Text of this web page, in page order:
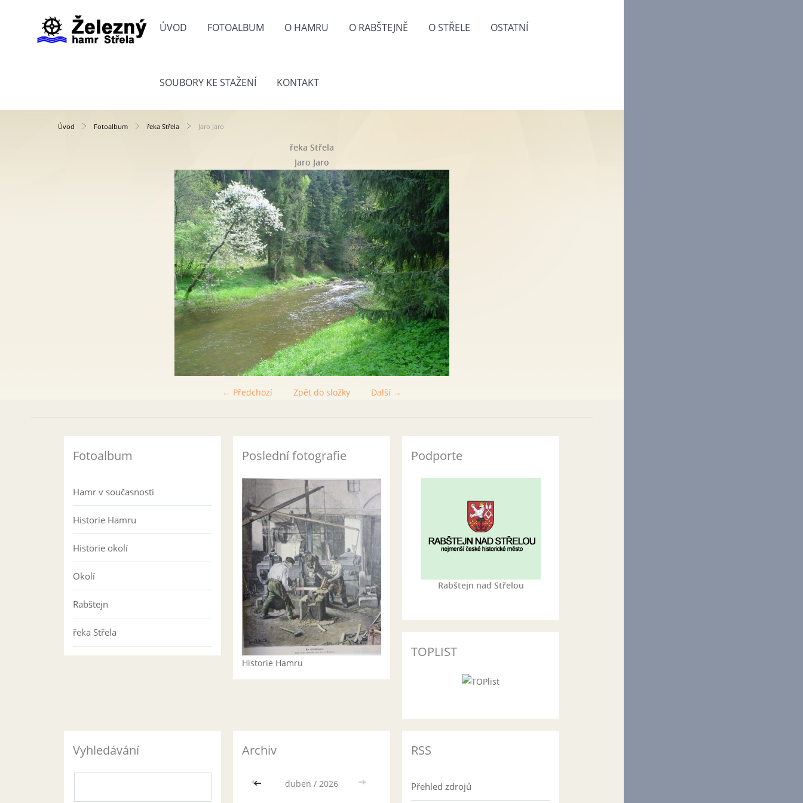
ÚVOD FOTOALBUM O HAMRU O RABŠTEJNĚ O STŘELE OSTATNÍ
SOUBORY KE STAŽENÍ KONTAKT
Úvod Fotoalbum řeka Střela Jaro Jaro
řeka Střela
Jaro Jaro
← Předchozí Další →
Zpět do složky
Fotoalbum
Hamr v současnosti
Historie Hamru
Historie okolí
Okolí
Rabštejn
řeka Střela
Poslední fotografie
Historie Hamru
Podporte
Rabštejn nad Střelou
TOPLIST
Vyhledávání Archiv
<< duben / 2026 >>
RSS
Přehled zdrojů